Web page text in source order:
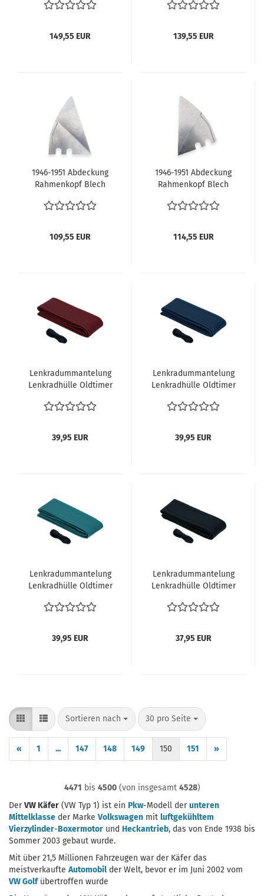
unten Abdeckblech
Brezel Ovali Rechteck
Käfer 111701039
149,55 EUR
Lüftungsgitter Heck
Rechteck Käfer
139,55 EUR
1946-1951 Abdeckung
Rahmenkopf Blech
Ovali 111701059A
Dreiecksplatte links
Käfer bis 1951
109,55 EUR
1946-1951 Abdeckung
Rahmenkopf Blech
Ovali 111701060
Dreiecksplatte rechts
Käfer bis 1951
114,55 EUR
Lenkradummantelung
Lenkradhülle Oldtimer
dunkel rot VW Käfer
39,95 EUR
Lenkradummantelung
Lenkradhülle Oldtimer
dunkel blau VW Käfer
39,95 EUR
Lenkradummantelung
Lenkradhülle Oldtimer
türkis VW Käfer
39,95 EUR
Lenkradummantelung
Lenkradhülle Oldtimer
schwarz VW Käfer
37,95 EUR
Sortieren nach
Sortieren nach 30 pro Seite
pro Seite
« 1 ... 147 148 149 150 151 »
4471 bis 4500(von insgesamt 4528)
DerVW Käfer (VW Typ 1) ist ein Pkw-Modell derunteren
Mittelklasse der Marke Volkswagen mit luftgekühltem
Vierzylinder-Boxermotor und Heckantrieb, das von Ende 1938 bis
Sommer 2003 gebaut wurde.
Mit über 21,5 Millionen Fahrzeugen war der Käfer das
meistverkaufte Automobil der Welt, bevor er im Juni 2002 vom
VW Golfübertroffen wurde